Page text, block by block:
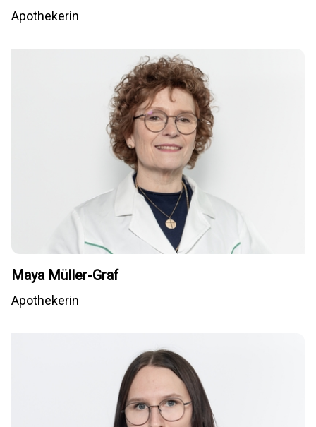
Apothekerin
Maya Müller-Graf
Apothekerin